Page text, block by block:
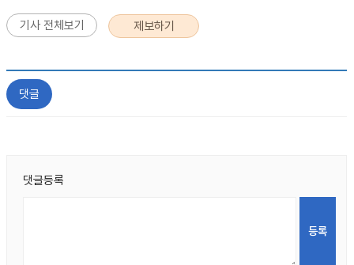
기사 전체보기 제보하기
댓글
댓글등록